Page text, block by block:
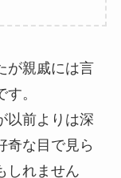
が親戚には言
。
以前よりは深
奇な目で見ら
しれません